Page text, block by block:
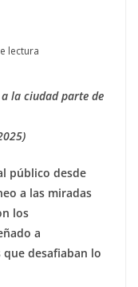
lectura
la ciudad parte de
público desde
a las miradas
los
a
desafiaban lo